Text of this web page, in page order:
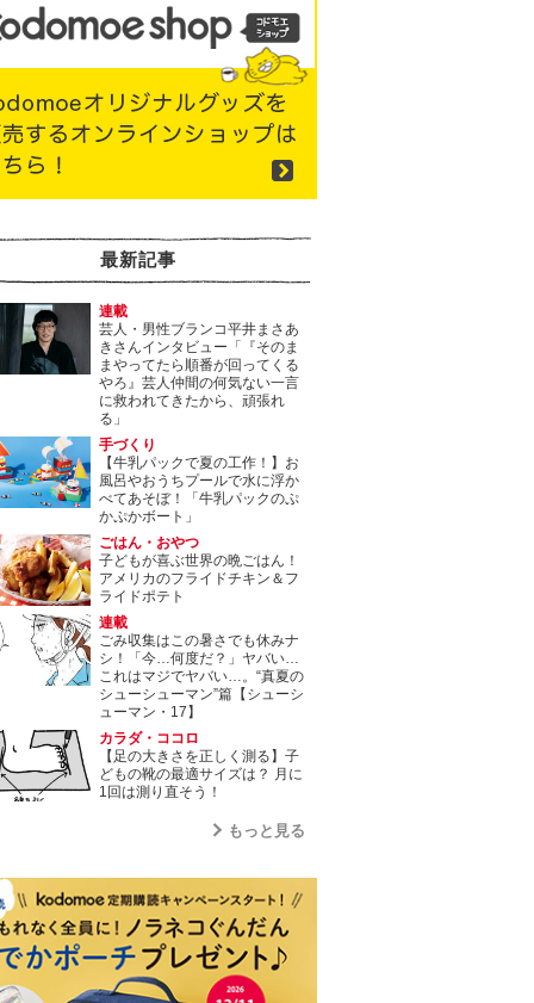
最新記事
連載
芸人・男性ブランコ平井まさあ
きさんインタビュー「『そのま
まやってたら順番が回ってくる
やろ』芸人仲間の何気ない一言
に救われてきたから、頑張れ
る」
手づくり
【牛乳パックで夏の工作！】お
風呂やおうちプールで水に浮か
べてあそぼ！「牛乳パックのぷ
かぷかボート」
ごはん・おやつ
子どもが喜ぶ世界の晩ごはん！
アメリカのフライドチキン＆フ
ライドポテト
連載
ごみ収集はこの暑さでも休みナ
シ！「今…何度だ？」ヤバい…
これはマジでヤバい…。“真夏の
シューシューマン”篇【シューシ
ューマン・17】
カラダ・ココロ
【足の大きさを正しく測る】子
どもの靴の最適サイズは？ 月に
1回は測り直そう！
もっと見る